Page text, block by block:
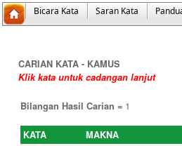
Bicara Kata Saran Kata
CARIAN KATA - KAMUS
Klik kata untuk cadangan lanjut
Bilangan Hasil Carian = 1
KATA MAKNA